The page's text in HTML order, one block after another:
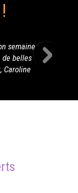
semaine
de belles
Caroline